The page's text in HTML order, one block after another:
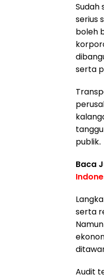
Sudah
serius
boleh
serta
publik.
Baca
serta
Audit